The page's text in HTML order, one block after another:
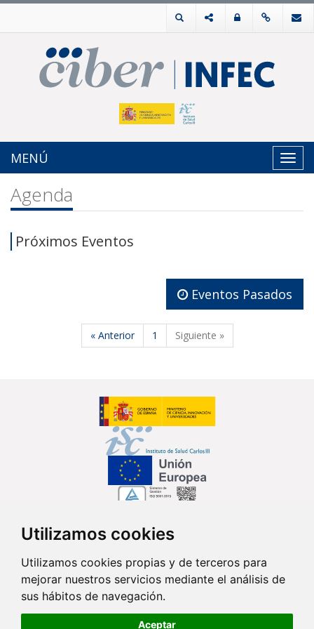
Utilizamos cookies
Utilizamos cookies propias y de terceros para
mejorar nuestros servicios mediante el análisis de
sus hábitos de navegación.
Aceptar
MENÚ
Agenda
Próximos Eventos
Eventos Pasados
« Anterior 1 Siguiente »
Síguenos en...
Contacto
Av. Monforte de Lemos, 3-5. Pabellón 11. Planta 0 28029 Madrid